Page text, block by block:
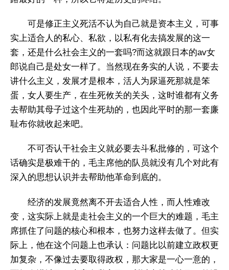
可是修正主义死活不认为自己就是资本主义，可事
实上适合人的私心、私欲，以私有化去搞发展的这一
套，还是什么社会主义的一套吗?而这就跟日本的av女
郎说自己是处女一样了。当然现在务实的人说，不要去
讲什么主义，发展才是根本，活人为尿逼死那就是笨
蛋，女人要生产，在生死攸关的关头，这时谁都有义务
去帮助其母子过这个生死劫的，也因此平时的那一套廉
耻布你就收起来吧。
不可否认干社会主义就必要去斗私批修的，可这个
话确实是极难干的，毛主席他的队员就没有几个对此有
深入的思想认识并去帮助他革命到底的。
经济的发展竟然离不开去适合人性，而人性难改
变，这实际上就是走社会主义的一个巨大的难题，毛主
席抓住了问题的核心和根本，也努力这样去做了。但实
际上，他在这个问题上也承认：问题比以前建立政权更
加复杂，不像过去要取得政权，那大家是一心一意的，